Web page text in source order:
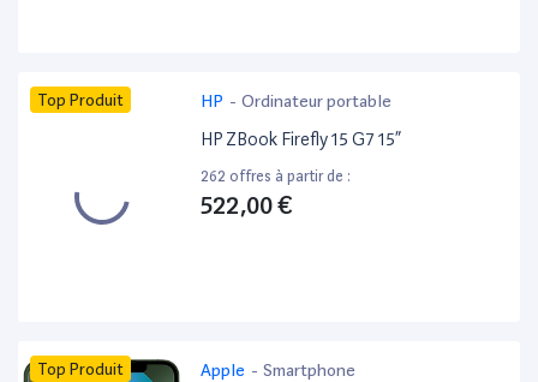
Top Produit HP - Ordinateur portable
HP ZBook Firefly 15 G7 15”
262 offres à partir de :
522,00 €
Top Produit Apple - Smartphone